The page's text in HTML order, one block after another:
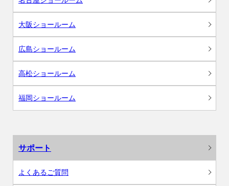
大阪ショールーム
広島ショールーム
高松ショールーム
福岡ショールーム
サポート
よくあるご質問